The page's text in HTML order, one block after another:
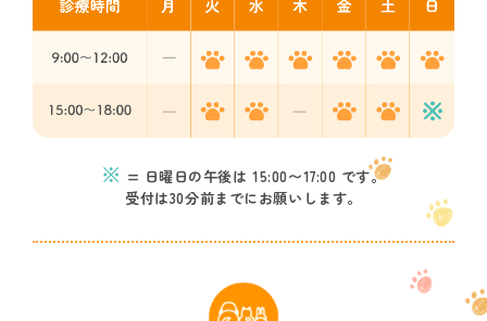
※ = 日曜日の午後は 15:00〜17:00 です。
受付は30分前までにお願いします。